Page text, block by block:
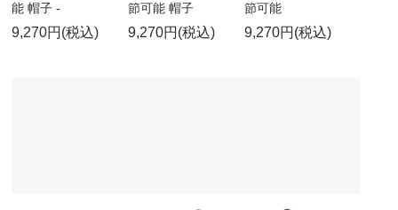
能 帽子 -
9,270円(税込)
節可能 帽子
9,270円(税込)
節可能
9,270円(税込)